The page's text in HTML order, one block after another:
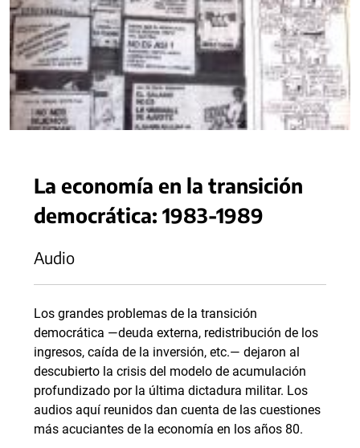
La economía en la transición
democrática: 1983-1989
Audio
Los grandes problemas de la transición
democrática —deuda externa, redistribución de los
ingresos, caída de la inversión, etc.— dejaron al
descubierto la crisis del modelo de acumulación
profundizado por la última dictadura militar. Los
audios aquí reunidos dan cuenta de las cuestiones
más acuciantes de la economía en los años 80.